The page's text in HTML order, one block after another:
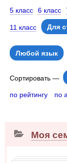
5 класс 6 класс
11 класс Для
Любой язык
Сортировать —
по рейтингу по
Моя